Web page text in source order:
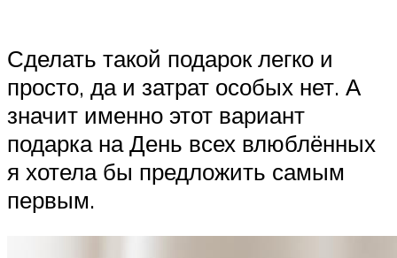
Сделать такой подарок легко и
просто, да и затрат особых нет. А
значит именно этот вариант
подарка на День всех влюблённых
я хотела бы предложить самым
первым.